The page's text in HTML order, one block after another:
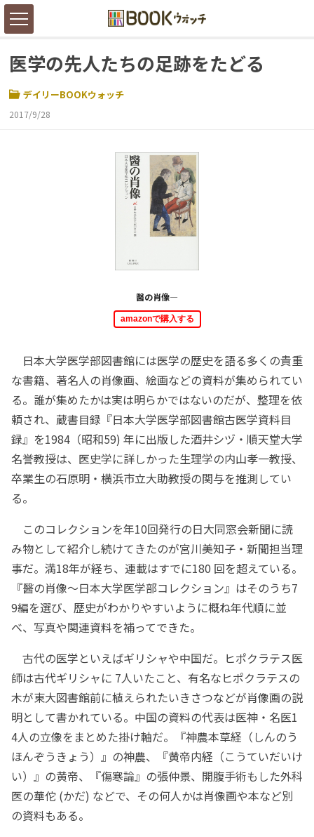
医学の先人たちの足跡をたどる
デイリーBOOKウォッチ
2017/9/28
醫の肖像―
amazonで購入する
日本大学医学部図書館には医学の歴史を語る多くの貴重
な書籍、著名人の肖像画、絵画などの資料が集められてい
る。誰が集めたかは実は明らかではないのだが、整理を依
頼され、蔵書目録『日本大学医学部図書館古医学資料目
録』を1984（昭和59) 年に出版した酒井シヅ・順天堂大学
名誉教授は、医史学に詳しかった生理学の内山孝一教授、
卒業生の石原明・横浜市立大助教授の関与を推測してい
る。
このコレクションを年10回発行の日大同窓会新聞に読
み物として紹介し続けてきたのが宮川美知子・新聞担当理
事だ。満18年が経ち、連載はすでに180 回を超えている。
『醫の肖像～日本大学医学部コレクション』はそのうち7
9編を選び、歴史がわかりやすいように概ね年代順に並
べ、写真や関連資料を補ってできた。
古代の医学といえばギリシャや中国だ。ヒポクラテス医
師は古代ギリシャに 7人いたこと、有名なヒポクラテスの
木が東大図書館前に植えられたいきさつなどが肖像画の説
明として書かれている。中国の資料の代表は医神・名医1
4人の立像をまとめた掛け軸だ。『神農本草経（しんのう
ほんぞうきょう）』の神農、『黄帝内経（こうていだいけ
い）』の黄帝、『傷寒論』の張仲景、開腹手術もした外科
医の華佗 (かだ) などで、その何人かは肖像画や本など別
の資料もある。